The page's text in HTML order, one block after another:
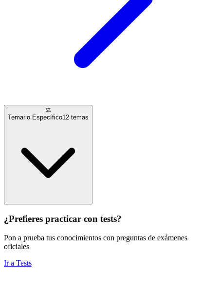
⚖️
Temario Específico12 temas
¿Prefieres practicar con tests?
Pon a prueba tus conocimientos con preguntas de exámenes
oficiales
Ir a Tests